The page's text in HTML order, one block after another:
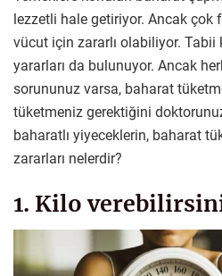
lezzetli hale getiriyor. Ancak çok
vücut için zararlı olabiliyor.
yararları da bulunuyor. Ancak
sorununuz varsa, baharat
tüketmeniz gerektiğini
baharatlı yiyeceklerin, baharat
zararları nelerdir?
1. Kilo